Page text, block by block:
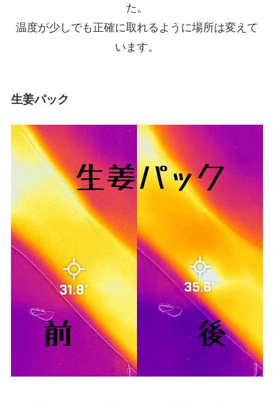
た。
温度が少しでも正確に取れるように場所は変えて
います。
生姜パック